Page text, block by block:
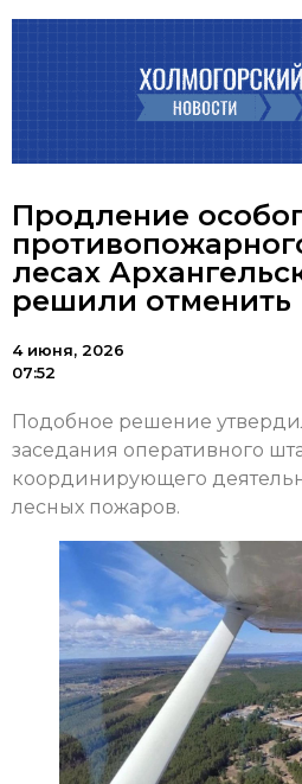
Продление
лесах
решили отменить
4 июня, 2026
07:52
Подобное решение
заседания оперативного
координирующего
лесных пожаров.